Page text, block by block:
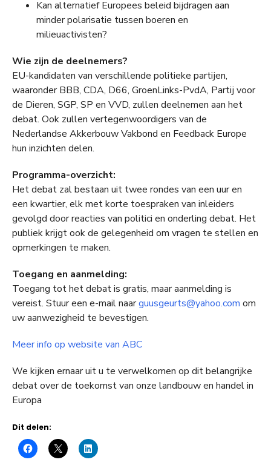
Kan alternatief Europees beleid bijdragen aan
minder polarisatie tussen boeren en
milieuactivisten?
Wie zijn de deelnemers?
EU-kandidaten van verschillende politieke partijen,
waaronder BBB, CDA, D66, GroenLinks-PvdA, Partij voor
de Dieren, SGP, SP en VVD, zullen deelnemen aan het
debat. Ook zullen vertegenwoordigers van de
Nederlandse Akkerbouw Vakbond en Feedback Europe
hun inzichten delen.
Programma-overzicht:
Het debat zal bestaan uit twee rondes van een uur en
een kwartier, elk met korte toespraken van inleiders
gevolgd door reacties van politici en onderling debat. Het
publiek krijgt ook de gelegenheid om vragen te stellen en
opmerkingen te maken.
Toegang en aanmelding:
Toegang tot het debat is gratis, maar aanmelding is
vereist. Stuur een e-mail naarguusgeurts@yahoo.com om
uw aanwezigheid te bevestigen.
Meer info op website van ABC
We kijken ernaar uit u te verwelkomen op dit belangrijke
debat over de toekomst van onze landbouw en handel in
Europa
Dit delen: